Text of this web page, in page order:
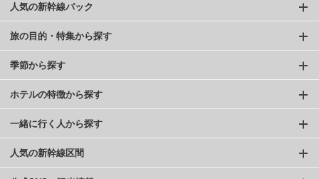
人気の新幹線パック
旅の目的・特集から探す
季節から探す
ホテルの特徴から探す
一緒に行く人から探す
人気の新幹線区間